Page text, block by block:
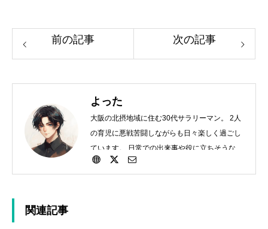
前の記事 次の記事
よった
大阪の北摂地域に住む30代サラリーマン。 2人
の育児に悪戦苦闘しながらも日々楽しく過ごし
ています。 日常での出来事や役に立ちそうなこ
とを細々投稿していきます。
関連記事